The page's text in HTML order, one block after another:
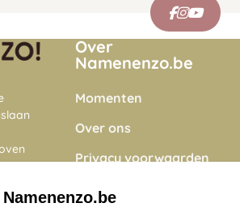
Over
Namenenzo.be
Momenten
Over ons
Privacy voorwaarden
Onze vacatures